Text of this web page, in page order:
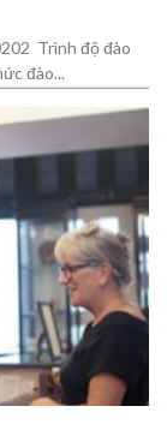
Trình độ đào
đào...